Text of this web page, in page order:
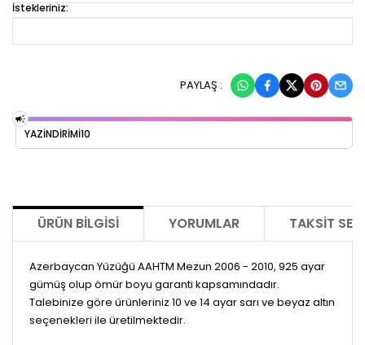
İstekleriniz:
PAYLAŞ :
YAZİNDİRİMİ10
ÜRÜN BILGISI YORUMLAR TAKSIT
Azerbaycan Yüzüğü AAHTM Mezun 2006 - 2010, 925 ayar
gümüş olup ömür boyu garanti kapsamındadır.
Talebinize göre ürünleriniz 10 ve 14 ayar sarı ve beyaz altın
seçenekleri ile üretilmektedir.